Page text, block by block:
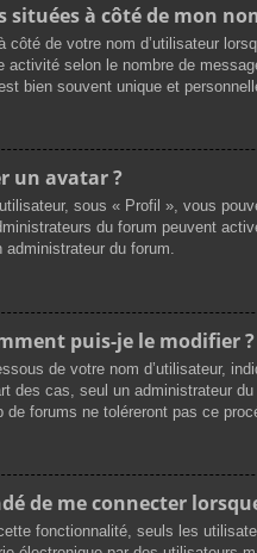
situées à côté de mon
côté de votre nom d’utilisateur
activité selon le nombre de
bien souvent unique et
un avatar ?
sous « Profil », vous
du forum peuvent
du forum.
puis-je le modifier ?
de votre nom d’utilisateur,
des cas, seul un administrateur
forums ne toléreront pas ce
de me connecter
fonctionnalité, seuls les